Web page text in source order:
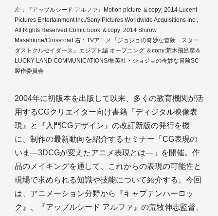
左：『アップルシード アルファ』Motion picture ＆copy; 2014 Lucent
Pictures Entertainment Inc./Sony Pictures Worldwide Acquisitions Inc.,
All Rights Reserved.Comic book ＆copy; 2014 Shirow
Masamune/Crossroad 右：TVアニメ『ジョジョの奇妙な冒険 スター
ダストクルセイダース』エジプト編 オープニング ＆copy;荒木飛呂彦＆
LUCKY LAND COMMUNICATIONS/集英社・ジョジョの奇妙な冒険SC
製作委員会
2004年に初版本を出版して以来、多くの教育機関が活
用するCGクリエイター向け書籍『ディジタル映像表
現』と『入門CGデザイン』の改訂新版の発行を機
に、制作の最新動向を紹介するセミナー「CG表現の
いま―3DCGが変えたアニメ表現とは―」を開催。作
品のメイキングを通して、これからの表現の可能性と
現場で求められる知識や技能について紹介する。今回
は、アニメーション分野から『キャプテンハーロッ
ク』、『アップルシード アルファ』の荒牧伸志監督、